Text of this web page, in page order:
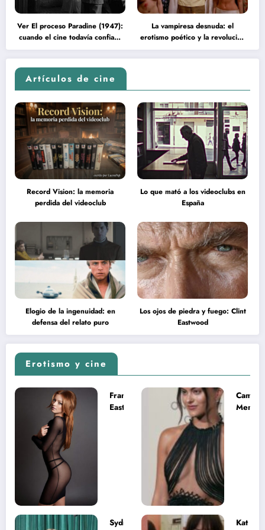
Ver El proceso Paradine (1947):
cuando el cine todavía confiaba
en la inteligencia del espectador
La vampiresa desnuda: el
erotismo poético y la revolución
psicodélica de Jean Rollin
Artículos de cine
Record Vision: la memoria
perdida del videoclub
Lo que mató a los videoclubs en
España
Elogio de la ingenuidad: en
defensa del relato puro
Los ojos de piedra y fuego: Clint
Eastwood
Erotismo y cine
Francesca
Eastwood y
Camila
Mendes
Sydney
Kat